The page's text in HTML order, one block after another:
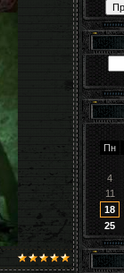
Пн
4
11
18
25